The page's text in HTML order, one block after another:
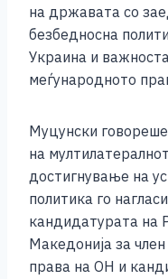
на државата со
безбедносна
Украина и
меѓународното
Муцунски
на
достигнување на
политика го
кандидатурата на
Македонија за
права на ОН и